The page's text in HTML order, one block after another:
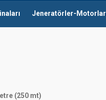
Jeneratörler-Motorlar
(250 mt)